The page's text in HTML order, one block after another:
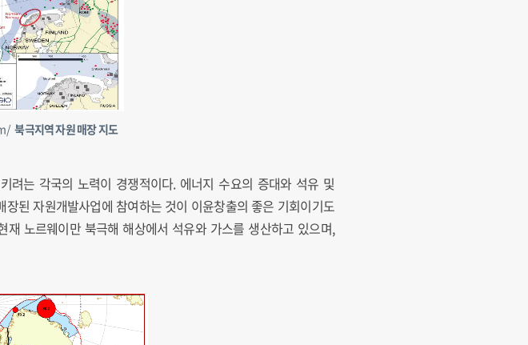
북극지역 자원 매장 지도
려는 각국의 노력이 경쟁적이다. 에너지 수요의 증대와 석유 및
된 자원개발사업에 참여하는 것이 이윤창출의 좋은 기회이기도
노르웨이만 북극해 해상에서 석유와 가스를 생산하고 있으며,